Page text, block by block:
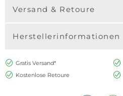
Versand & Retoure
Herstellerinformationen
Gratis Versand*
Kostenlose Retoure